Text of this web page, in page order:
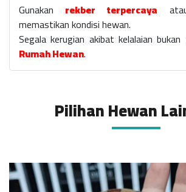
Gunakan rekber terpercaya
memastikan kondisi hewan.
Segala kerugian akibat kelalaian
Rumah Hewan.
Pilihan Hewan